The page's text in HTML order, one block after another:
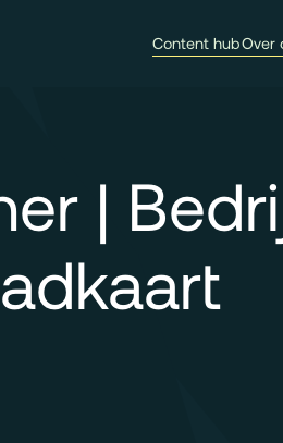
Content hubOver
|